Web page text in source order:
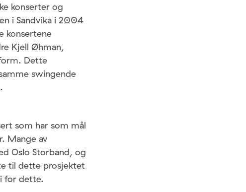
konserter og
i Sandvika i 2004
konsertene
Kjell Øhman,
Dette
swingende
som har som mål
Mange av
Oslo Storband, og
til dette prosjektet
for dette.